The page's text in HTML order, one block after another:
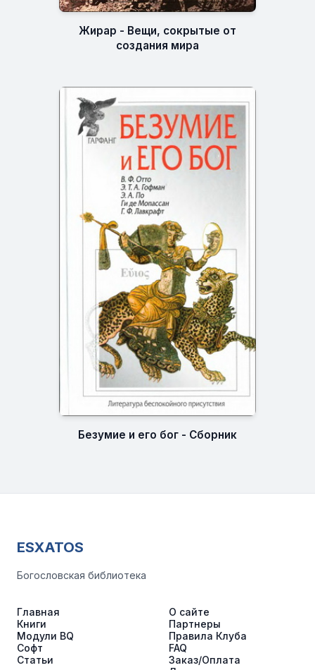
Жирар - Вещи, сокрытые от
создания мира
Безумие и его бог - Сборник
ESXATOS
Богословская библиотека
Главная
Книги
Модули BQ
Софт
Статьи
О сайте
Партнеры
Правила Клуба
FAQ
Заказ/Оплата